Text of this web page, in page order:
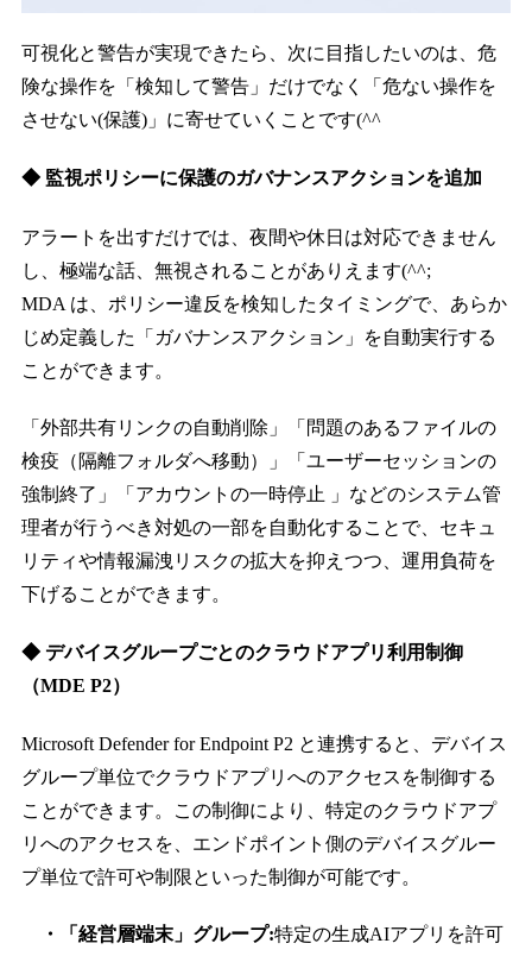
可視化と警告が実現できたら、次に目指したいのは、危
険な操作を「検知して警告」だけでなく「危ない操作を
させない(保護)」に寄せていくことです(^^
◆ 監視ポリシーに保護のガバナンスアクションを追加
アラートを出すだけでは、夜間や休日は対応できません
し、極端な話、無視されることがありえます(^^;
MDA は、ポリシー違反を検知したタイミングで、あらか
じめ定義した「ガバナンスアクション」を自動実行する
ことができます。
「外部共有リンクの自動削除」「問題のあるファイルの
検疫（隔離フォルダへ移動）」「ユーザーセッションの
強制終了」「アカウントの一時停止 」などのシステム管
理者が行うべき対処の一部を自動化することで、セキュ
リティや情報漏洩リスクの拡大を抑えつつ、運用負荷を
下げることができます。
◆ デバイスグループごとのクラウドアプリ利用制御
（MDE P2）
Microsoft Defender for Endpoint P2 と連携すると、デバイス
グループ単位でクラウドアプリへのアクセスを制御する
ことができます。この制御により、特定のクラウドアプ
リへのアクセスを、エンドポイント側のデバイスグルー
プ単位で許可や制限といった制御が可能です。
・「経営層端末」グループ:特定の生成AIアプリを許可